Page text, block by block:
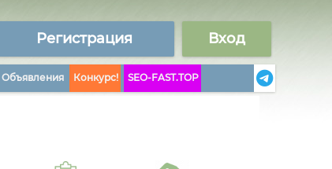
Регистрация Вход
Объявления Конкурс! SEO-FAST.TOP